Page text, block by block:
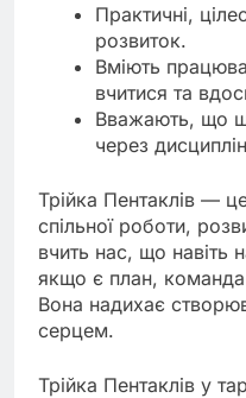
Практичні,
розвиток.
Вміють
вчитися та
Вважають, що
через
Трійка Пентаклів —
спільної роботи,
вчить нас, що навіть
якщо є план,
Вона надихає
серцем.
Трійка Пентаклів у